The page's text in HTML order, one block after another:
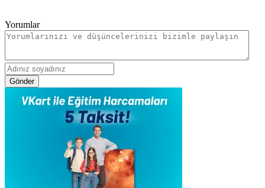
Yorumlar
Gönder